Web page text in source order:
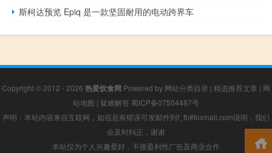
斯柯达预览 Epiq 是一款坚固耐用的电动跨界车
Copyright © 2012 - 2026 热爱饮食网 Powered by 网站分类目录 | 精选推荐文章 | 网
站地图 | 疑难解答 蜀ICP备07504487号
声明：本站内容来自互联网，如信息有错误可发邮件到f_fb#foxmail.com说明，我们
会及时纠正，谢谢
本站仅为个人兴趣爱好，不接盈利性广告及商业合作